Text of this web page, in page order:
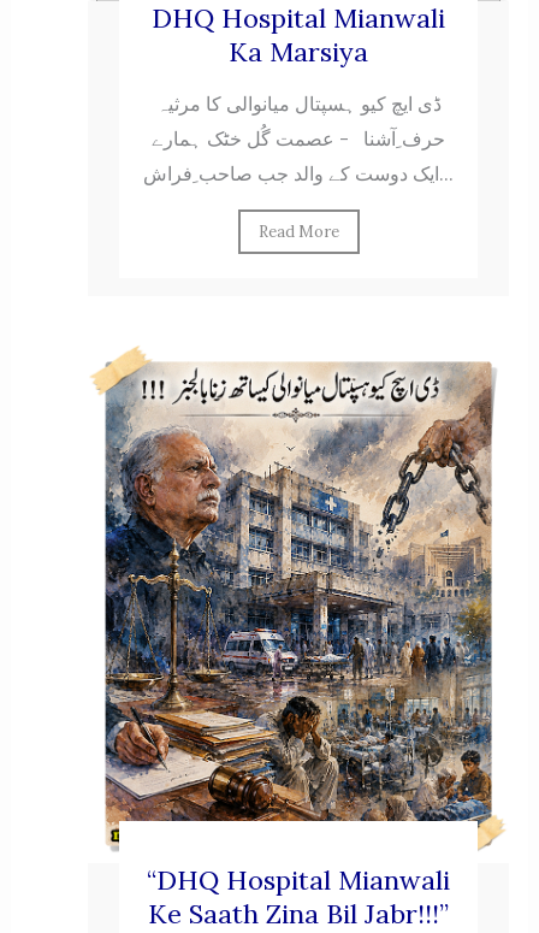
DHQ Hospital Mianwali
Ka Marsiya
ڈی ایچ کیو ہسپتال میانوالی کا مرثیہ
حرف ِآشنا - عصمت گُل خٹک ہمارے
ایک دوست کے والد جب صاحب ِفراش...
Read More
“DHQ Hospital Mianwali
Ke Saath Zina Bil Jabr!!!”